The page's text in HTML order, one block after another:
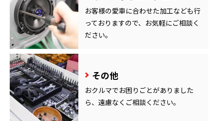
お客様の愛車に合わせた加工なども行
っておりますので、お気軽にご相談く
ださい。
その他
おクルマでお困りごとがありました
ら、遠慮なくご相談ください。